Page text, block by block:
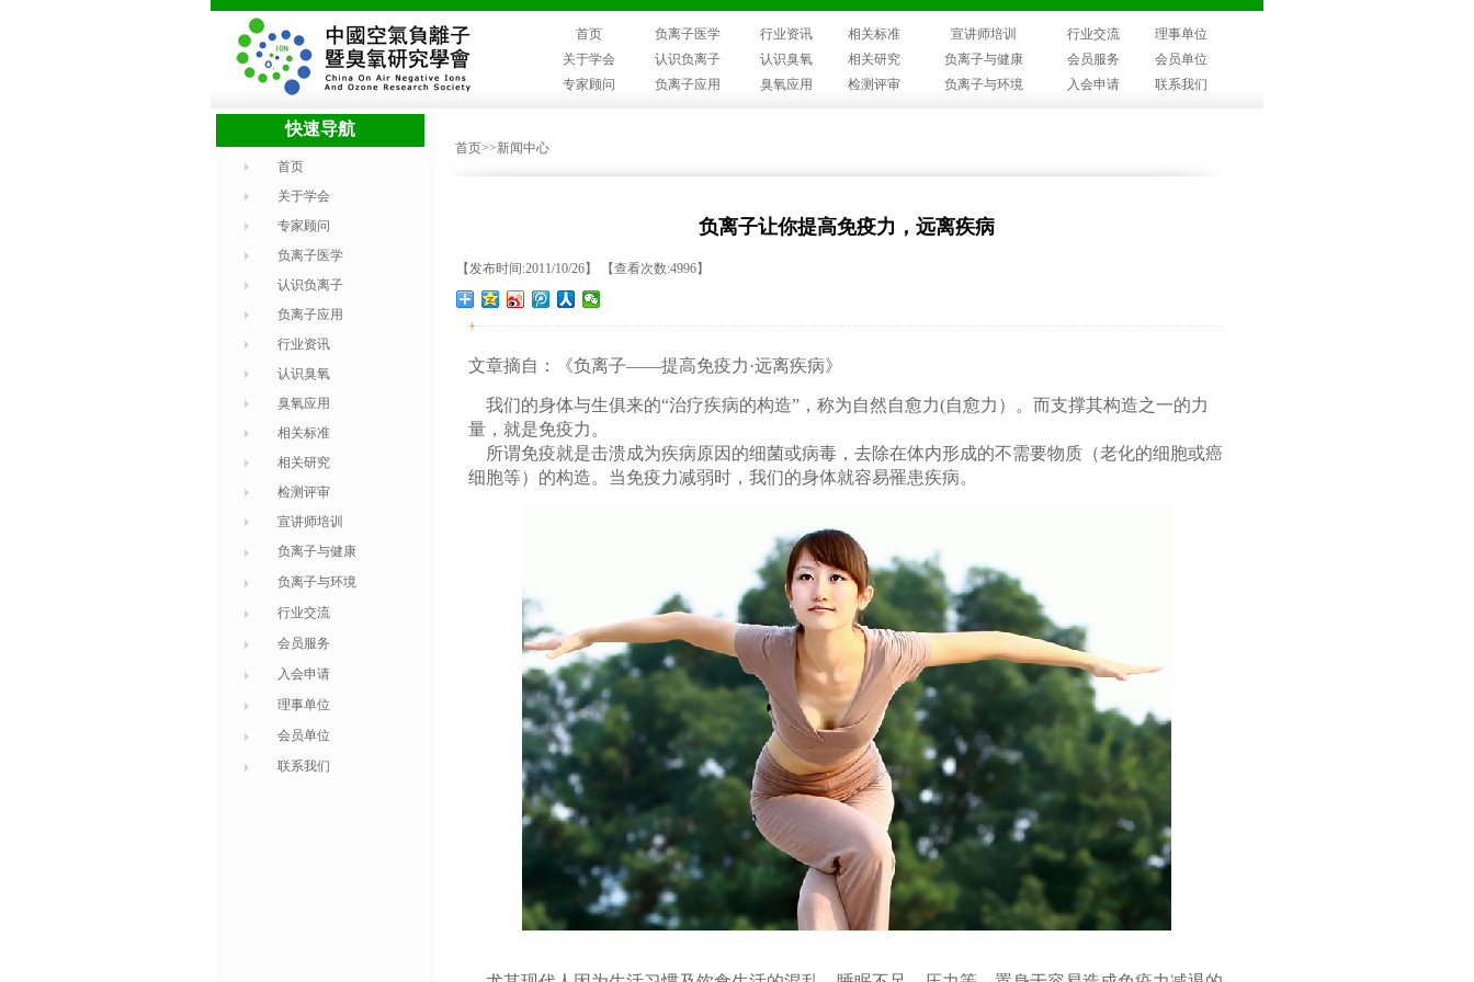
首页 负离子医学 行业资讯 相关标准 宣讲师培训 行业交流
理事单位
关于学会
认识负离子 认识臭氧 相关研究 负离子与健康 会员服务
会员单位
专家顾问
负离子应用 臭氧应用 检测评审 负离子与环境 入会申请 联系我们
快速导航
首页
关于学会
专家顾问
负离子医学
认识负离子
负离子应用
行业资讯
认识臭氧
臭氧应用
相关标准
相关研究
检测评审
宣讲师培训
负离子与健康
负离子与环境
行业交流
会员服务
入会申请
理事单位
会员单位
联系我们
首页>>新闻中心
负离子让你提高免疫力，远离疾病
【发布时间:2011/10/26】 【查看次数:4996】
+
文章摘自：《负离子——提高免疫力·远离疾病》
我们的身体与生俱来的“治疗疾病的构造”，称为自然自愈力(自愈力）。而支撑其构造之一的力
量，就是免疫力。
所谓免疫就是击溃成为疾病原因的细菌或病毒，去除在体内形成的不需要物质（老化的细胞或癌
细胞等）的构造。当免疫力减弱时，我们的身体就容易罹患疾病。